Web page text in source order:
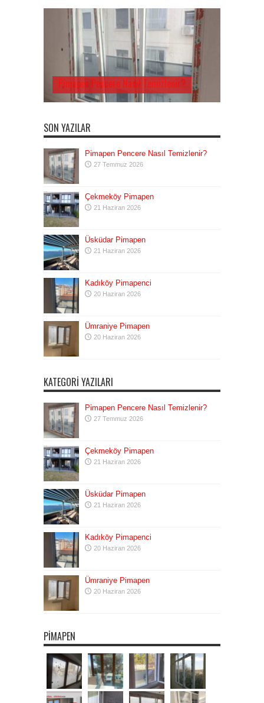
Pimapen Pencere Nasıl Temizlenir?
SON YAZILAR
Pimapen Pencere Nasıl Temizlenir?
27 Temmuz 2026
Çekmeköy Pimapen
21 Haziran 2026
Üsküdar Pimapen
21 Haziran 2026
Kadıköy Pimapenci
20 Haziran 2026
Ümraniye Pimapen
20 Haziran 2026
KATEGORI YAZILARI
Pimapen Pencere Nasıl Temizlenir?
27 Temmuz 2026
Çekmeköy Pimapen
21 Haziran 2026
Üsküdar Pimapen
21 Haziran 2026
Kadıköy Pimapenci
20 Haziran 2026
Ümraniye Pimapen
20 Haziran 2026
PIMAPEN